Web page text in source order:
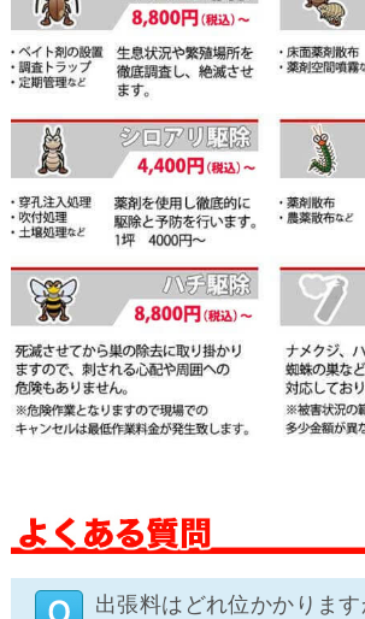
出張料はどれ位かかります